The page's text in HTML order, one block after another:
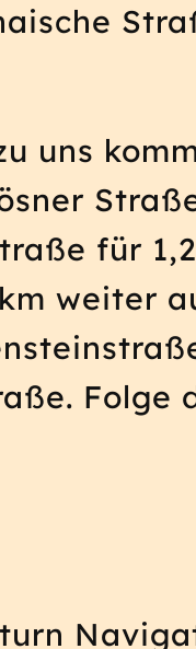
uns
für
weiter
Folge